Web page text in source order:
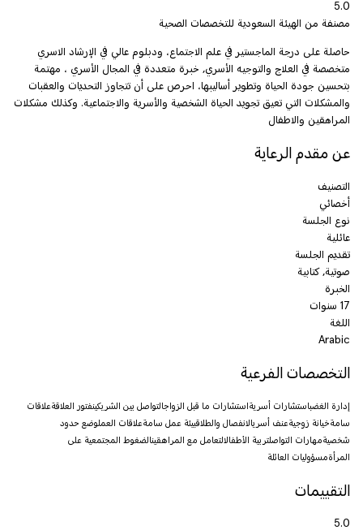
5.0
مصنفة من الهيئة السعودية للتخصصات الصحية
حاصلة على درجة الماجستير في علم الاجتماع، ودبلوم عالي في الإرشاد الاسري
متخصصة في العلاج والتوجيه الأسري, خبرة متعددة في المجال الأسري ، مهتمة
بتحسين جودة الحياة وتطوير أساليبها، احرص على أن تتجاوز التحديات والعقبات
والمشكلات التي تعيق تجويد الحياة الشخصية والأسرية والاجتماعية. وكذلك مشكلات
المراهقين والاطفال
عن مقدم الرعاية
التصنيف
أخصائي
نوع الجلسة
عائلية
تقديم الجلسة
صوتية, كتابية
الخبرة
17 سنوات
اللغة
Arabic
التخصصات الفرعية
إدارة الغضباستشارات أسرية استشارات ما قبل الزواجالتواصل بين الشريكينفتور العلاقةعلاقات
سامةخيانة زوجيةعنف أسريالانفصال والطلاقبيئة عمل سامةعلاقات العملوضع حدود
شخصيةمهارات التواصلتربية الأطفالالتعامل مع المراهقينالضغوط المجتمعية على
المرأةمسؤوليات العائلة
التقييمات
5.0